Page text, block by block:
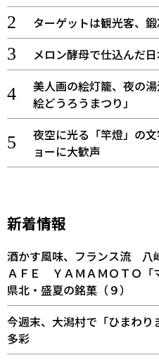
ターゲットは観光客、鍛
メロン酵母で仕込んだ
美人画の絵灯籠、夜の
絵どうろうまつり」
夜空に光る「竿燈」の
ョーに大歓声
新着情報
酒かす風味、フランス流
ＡＦＥ ＹＡＭＡＭＯＴＯ「
県北・盛夏の銘菓（９）
今週末、大潟村で「ひまわ
多彩